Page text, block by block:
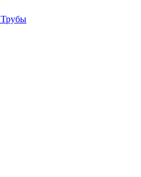
Трубы